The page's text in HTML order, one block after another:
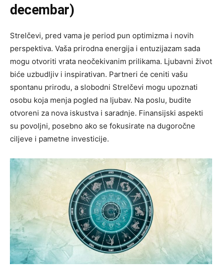
decembar)
Strelčevi, pred vama je period pun optimizma i novih
perspektiva. Vaša prirodna energija i entuzijazam sada
mogu otvoriti vrata neočekivanim prilikama. Ljubavni život
biće uzbudljiv i inspirativan. Partneri će ceniti vašu
spontanu prirodu, a slobodni Strelčevi mogu upoznati
osobu koja menja pogled na ljubav. Na poslu, budite
otvoreni za nova iskustva i saradnje. Finansijski aspekti
su povoljni, posebno ako se fokusirate na dugoročne
ciljeve i pametne investicije.